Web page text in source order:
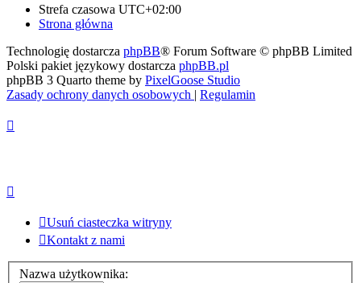
Strefa czasowa UTC+02:00
Strona główna
Technologię dostarcza phpBB® Forum Software © phpBB Limited
Polski pakiet językowy dostarcza phpBB.pl
phpBB 3 Quarto theme by PixelGoose Studio
Zasady ochrony danych osobowych | Regulamin
Usuń ciasteczka witryny
Kontakt z nami
Nazwa użytkownika: